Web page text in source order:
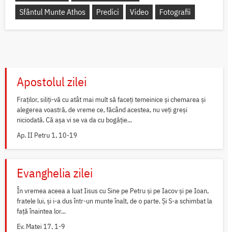
Sfântul Munte Athos
Predici Video Fotografii
Apostolul zilei
Fraților, siliți-vă cu atât mai mult să faceți temeinice și chemarea și
alegerea voastră, de vreme ce, făcând acestea, nu veți greși
niciodată. Că așa vi se va da cu bogăție...
Ap. II Petru 1, 10-19
Evanghelia zilei
În vremea aceea a luat Iisus cu Sine pe Petru și pe Iacov și pe Ioan,
fratele lui, și i-a dus într-un munte înalt, de o parte. Și S-a schimbat la
față înaintea lor...
Ev. Matei 17, 1-9